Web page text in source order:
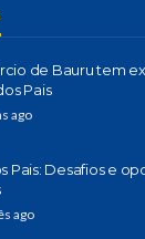
de Bauru tem
Pais
ago
Pais: Desafios e
ago